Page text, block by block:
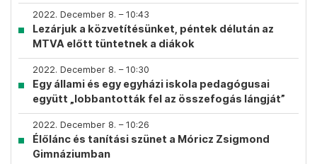
2022. December 8. – 10:43
Lezárjuk a közvetítésünket, péntek délután az
MTVA előtt tüntetnek a diákok
2022. December 8. – 10:30
Egy állami és egy egyházi iskola pedagógusai
együtt „lobbantották fel az összefogás lángját”
2022. December 8. – 10:26
Élőlánc és tanítási szünet a Móricz Zsigmond
Gimnáziumban